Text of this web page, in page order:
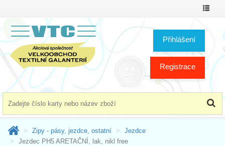
Přihlášení
Registrace
Zipy - pásy, jezdce, ostatní
Jezdce
Jezdec PH5 ARETAČNÍ, lak, nikl free